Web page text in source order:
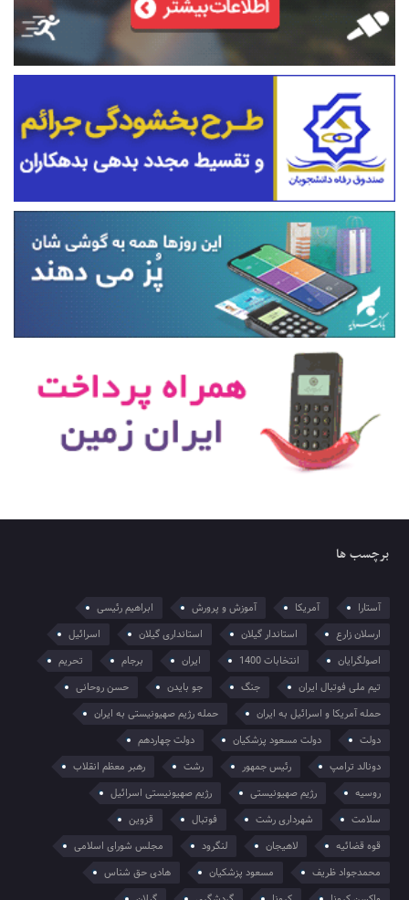
برچسب ها
آستارا آمریکا آموزش و پرورش
ابراهیم رئیسی
ارسلان زارع
استاندار گیلان استانداری گیلان
اسرائیل
اصولگرایان
انتخابات 1400 ایران برجام
تحریم
تیم ملی فوتبال ایران
جنگ جو بایدن
حسن روحانی
حمله آمریکا و اسرائیل به ایران
حمله رژیم صهیونیستی به ایران
دولت
دولت مسعود پزشکیان
دولت چهاردهم
دونالد ترامپ
رئیس جمهور رشت
رهبر معظم انقلاب
روسیه
رژیم صهیونیستی
رژیم صهیونیستی اسرائیل
سلامت
شهرداری رشت فوتبال
قزوین
قوه قضائیه
لاهیجان لنگرود
مجلس شورای اسلامی
محمدجواد ظریف
مسعود پزشکیان
هادی حق شناس